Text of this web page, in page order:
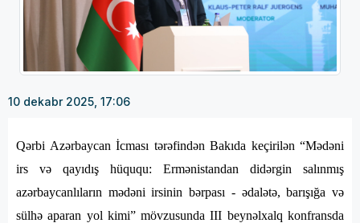
10 dekabr 2025, 17:06
Qərbi Azərbaycan İcması tərəfindən Bakıda keçirilən “Mədəni
irs və qayıdış hüququ: Ermənistandan didərgin salınmış
azərbaycanlıların mədəni irsinin bərpası - ədalətə, barışığa və
sülhə aparan yol kimi” mövzusunda III beynəlxalq konfransda